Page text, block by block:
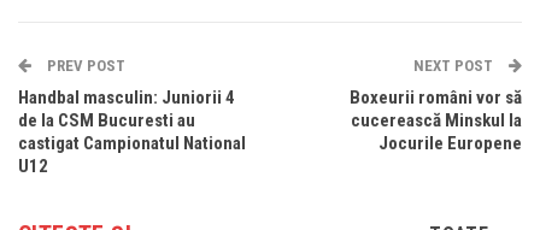
PREV POST
Handbal masculin: Juniorii 4
de la CSM Bucuresti au
castigat Campionatul National
U12
NEXT POST
Boxeurii români vor să
cucerească Minskul la
Jocurile Europene